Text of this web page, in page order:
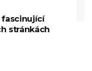
fascinující
stránkách